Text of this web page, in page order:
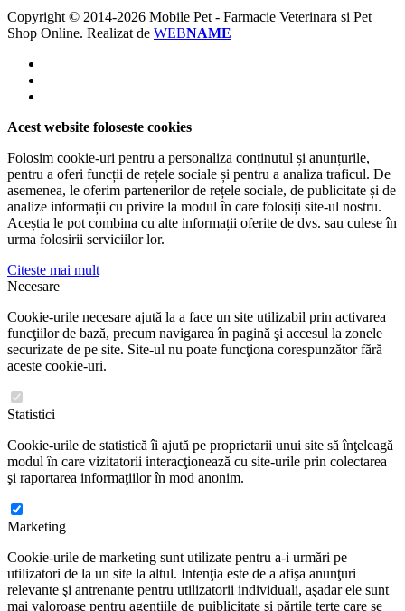
Copyright © 2014-2026 Mobile Pet - Farmacie Veterinara si Pet
Shop Online. Realizat de WEBNAME
Acest website foloseste cookies
Folosim cookie-uri pentru a personaliza conținutul și anunțurile,
pentru a oferi funcții de rețele sociale și pentru a analiza traficul. De
asemenea, le oferim partenerilor de rețele sociale, de publicitate și de
analize informații cu privire la modul în care folosiți site-ul nostru.
Aceștia le pot combina cu alte informații oferite de dvs. sau culese în
urma folosirii serviciilor lor.
Citeste mai mult
Necesare
Cookie-urile necesare ajută la a face un site utilizabil prin activarea
funcţiilor de bază, precum navigarea în pagină şi accesul la zonele
securizate de pe site. Site-ul nu poate funcţiona corespunzător fără
aceste cookie-uri.
Statistici
Cookie-urile de statistică îi ajută pe proprietarii unui site să înţeleagă
modul în care vizitatorii interacţionează cu site-urile prin colectarea
şi raportarea informaţiilor în mod anonim.
Marketing
Cookie-urile de marketing sunt utilizate pentru a-i urmări pe
utilizatori de la un site la altul. Intenţia este de a afişa anunţuri
relevante şi antrenante pentru utilizatorii individuali, aşadar ele sunt
mai valoroase pentru agenţiile de puiblicitate şi părţile terţe care se